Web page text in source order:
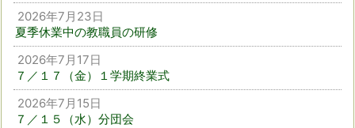
2026年7月23日
夏季休業中の教職員の研修
2026年7月17日
７／１７（金）１学期終業式
2026年7月15日
７／１５（水）分団会